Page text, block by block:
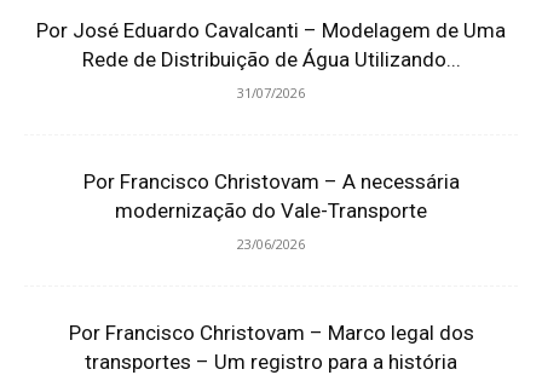
Por José Eduardo Cavalcanti – Modelagem de Uma
Rede de Distribuição de Água Utilizando...
31/07/2026
Por Francisco Christovam – A necessária
modernização do Vale-Transporte
23/06/2026
Por Francisco Christovam – Marco legal dos
transportes – Um registro para a história